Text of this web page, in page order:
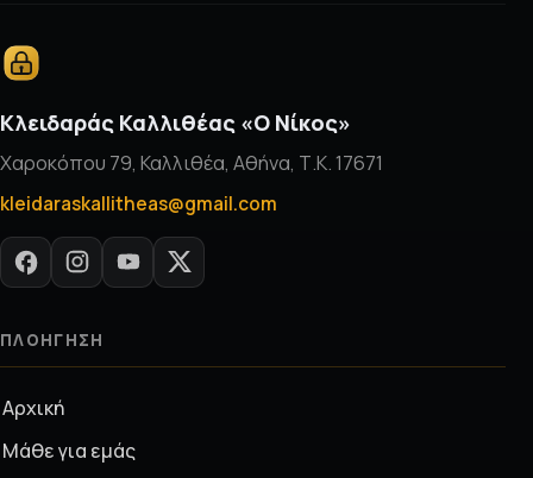
Κλειδαράς Καλλιθέας «Ο Νίκος»
Χαροκόπου 79, Καλλιθέα, Αθήνα, Τ.Κ. 17671
kleidaraskallitheas@gmail.com
ΠΛΟΉΓΗΣΗ
Αρχική
Μάθε για εμάς